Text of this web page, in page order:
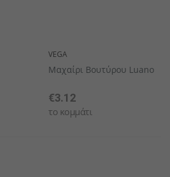
VEGA
Μαχαίρι Βουτύρου Luano
€3.12
το κομμάτι